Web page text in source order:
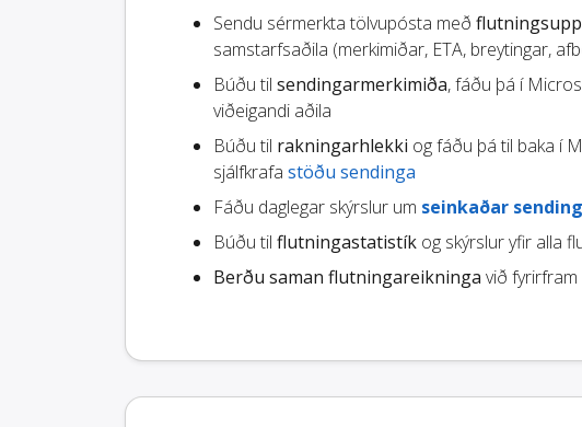
Sendu sérmerkta tölvupósta með
samstarfsaðila (merkimiðar, ETA, breytingar,
Búðu til sendingarmerkimiða, fáðu þá í
viðeigandi aðila
Búðu til rakningarhlekki og fáðu þá til baka í
sjálfkrafa stöðu sendinga
Fáðu daglegar skýrslur um seinkaðar
Búðu til flutningastatistík og skýrslur yfir alla
Berðu saman flutningareikninga við